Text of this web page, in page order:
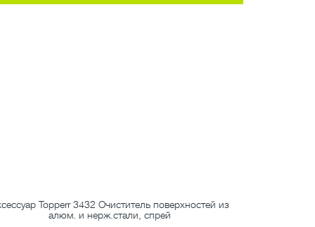
Topperr 3432 Очиститель поверхностей из
алюм. и нерж.стали, спрей